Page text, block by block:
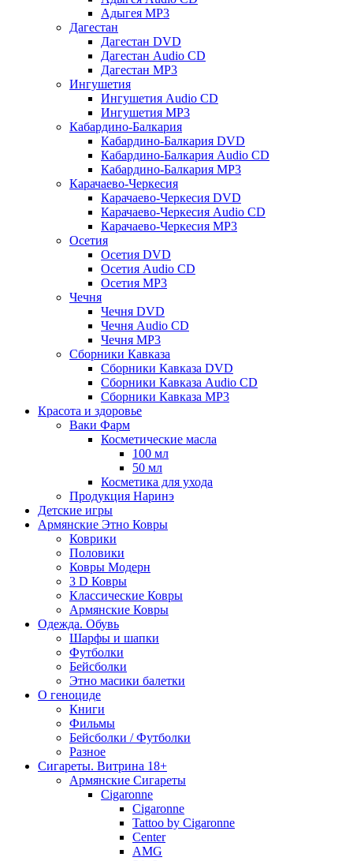
Адыгея MP3
Дагестан
Дагестан DVD
Дагестан Audio CD
Дагестан MP3
Ингушетия
Ингушетия Audio CD
Ингушетия MP3
Кабардино-Балкария
Кабардино-Балкария DVD
Кабардино-Балкария Audio CD
Кабардино-Балкария MP3
Карачаево-Черкесия
Карачаево-Черкесия DVD
Карачаево-Черкесия Audio CD
Карачаево-Черкесия MP3
Осетия
Осетия DVD
Осетия Audio CD
Осетия MP3
Чечня
Чечня DVD
Чечня Audio CD
Чечня MP3
Сборники Кавказа
Сборники Кавказа DVD
Сборники Кавказа Audio CD
Сборники Кавказа MP3
Красота и здоровье
Ваки Фарм
Косметические масла
100 мл
50 мл
Косметика для ухода
Продукция Наринэ
Детские игры
Армянские Этно Ковры
Коврики
Половики
Ковры Модерн
3 D Ковры
Классические Ковры
Армянские Ковры
Одежда. Обувь
Шарфы и шапки
Футболки
Бейсболки
Этно масики балетки
О геноциде
Книги
Фильмы
Бейсболки / Футболки
Разное
Сигареты. Витрина 18+
Армянские Сигареты
Cigaronne
Cigaronne
Tattoo by Cigaronne
Center
AMG